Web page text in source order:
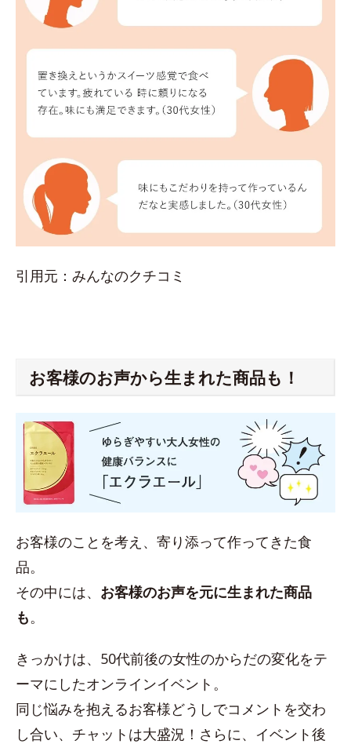
引用元：みんなのクチコミ
お客様のお声から生まれた商品も！
お客様のことを考え、寄り添って作ってきた食
品。
その中には、 お客様のお声を元に生まれた商品
も。
きっかけは、50代前後の女性のからだの変化をテ
ーマにしたオンラインイベント。
同じ悩みを抱えるお客様どうしでコメントを交わ
し合い、チャットは大盛況！さらに、イベント後